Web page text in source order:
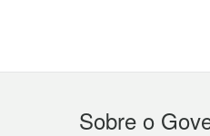
Menu
Sobre o